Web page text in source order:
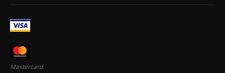
Mastercard